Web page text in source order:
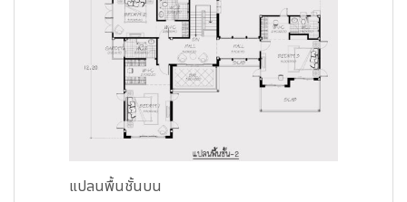
แปลนพื้นชั้นบน